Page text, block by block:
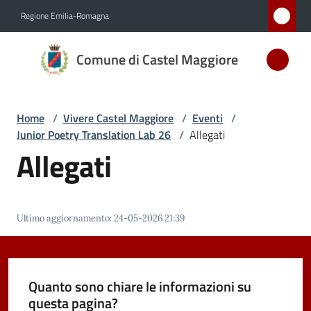
Regione Emilia-Romagna
Comune di Castel Maggiore
Comune
di Castel
D'ARGENTO
AL MERITO
Amministrazione
Novità
Servizi
Home / Vivere Castel Maggiore / Eventi /
Junior Poetry Translation Lab 26 / Allegati
Allegati
Ultimo aggiornamento:24-05-2026 21:39
Quanto sono chiare le informazioni su
questa pagina?